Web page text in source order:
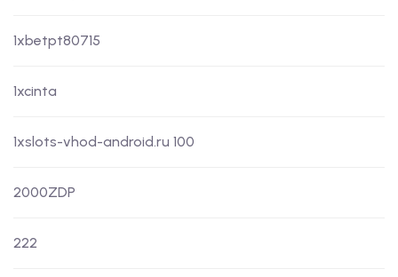
1xbetpt80715
1xcinta
1xslots-vhod-android.ru 100
2000ZDP
222